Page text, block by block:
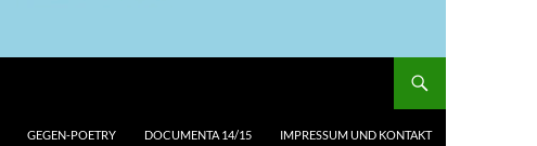
GEGEN-POETRY DOCUMENTA 14/15 IMPRESSUM UND KONTAKT